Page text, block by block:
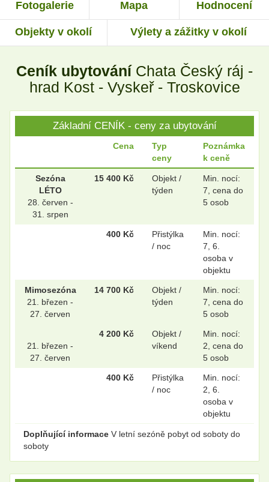
Fotogalerie Mapa Hodnocení
Objekty v okolí Výlety a zážitky v okolí
Ceník ubytování Chata Český ráj -
hrad Kost - Vyskeř - Troskovice
Základní CENÍK - ceny za ubytování
Cena
Typ
ceny
Poznámka
k ceně
Sezóna
LÉTO
28. červen -
31. srpen
15 400 Kč
Objekt /
týden
Min. nocí:
7, cena do
5 osob
400 Kč
Přistýlka
/ noc
Min. nocí:
7, 6.
osoba v
objektu
Mimosezóna
21. březen -
27. červen
14 700 Kč
Objekt /
týden
Min. nocí:
7, cena do
5 osob
21. březen -
27. červen
4 200 Kč
Objekt /
víkend
Min. nocí:
2, cena do
5 osob
400 Kč
Přistýlka
/ noc
Min. nocí:
2, 6.
osoba v
objektu
Doplňující informace V letní sezóně pobyt od soboty do
soboty